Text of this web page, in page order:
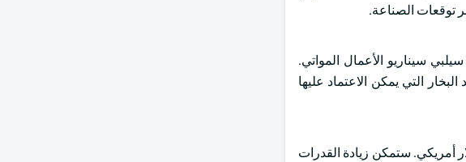
توقعات الصناعة.
سيناريو الأعمال المواتي.
التي يمكن الاعتماد عليها
2024 ، بلغ الاستثمار الأجنبي المباشر في قطاع المواد الكيميائية 22 مليار دولار أمريكي. ستمكن زيادة القدرات